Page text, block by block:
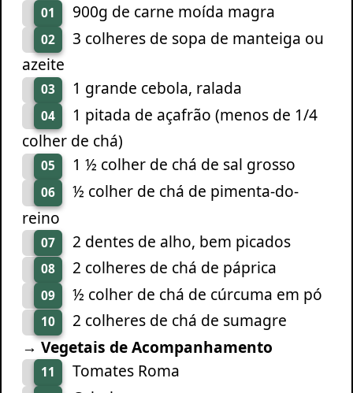
01 900g de carne moída magra
02
3 colheres de sopa de manteiga ou
azeite
03 1 grande cebola, ralada
04
1 pitada de açafrão (menos de 1/4
colher de chá)
05 1 ½ colher de chá de sal grosso
06
½ colher de chá de pimenta-do-
reino
07 2 dentes de alho, bem picados
08 2 colheres de chá de páprica
09 ½ colher de chá de cúrcuma em pó
10
2 colheres de chá de sumagre
→ Vegetais de Acompanhamento
11 Tomates Roma